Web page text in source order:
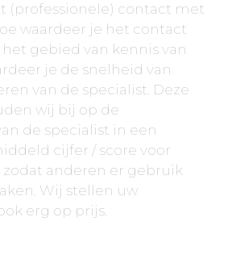
(professionele) contact met
waardeer je het contact
gebied van kennis van
je de snelheid van
van de specialist. Deze
wij bij op de
de specialist in een
cijfer / score voor
zodat anderen er gebruik
Wij stellen uw
erg op prijs.